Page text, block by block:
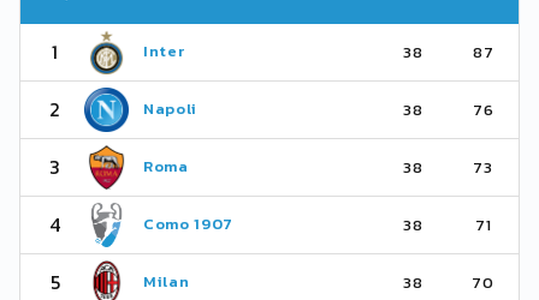
1 Inter 38 87
2 Napoli 38 76
3 Roma 38 73
4 Como 1907 38 71
5 Milan 38 70